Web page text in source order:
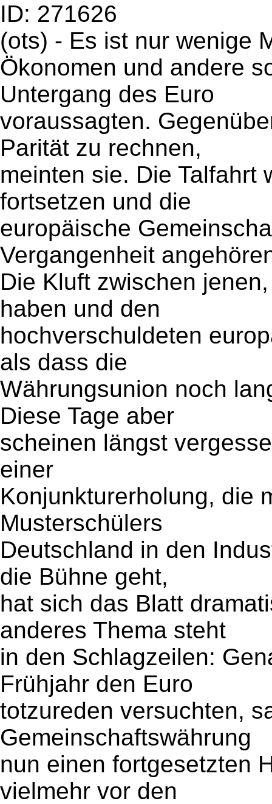
ID: 271626
(ots) - Es ist nur wenige
Ökonomen und andere
Untergang des Euro
voraussagten.
Parität zu rechnen,
meinten sie. Die Talfahrt
fortsetzen und die
europäische
Vergangenheit
Die Kluft zwischen
haben und den
hochverschuldeten
als dass die
Währungsunion noch
Diese Tage aber
scheinen längst
einer
Konjunkturerholung, die
Musterschülers
Deutschland in den
die Bühne geht,
hat sich das Blatt
anderes Thema steht
in den Schlagzeilen:
Frühjahr den Euro
totzureden versuchten,
Gemeinschaftswährung
nun einen fortgesetzten
vielmehr vor den